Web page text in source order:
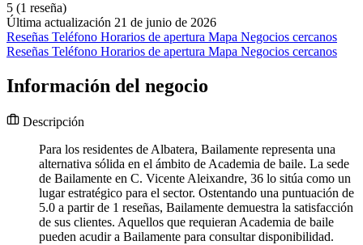
5 (1 reseña)
Última actualización 21 de junio de 2026
Reseñas Teléfono Horarios de apertura Mapa Negocios cercanos
Reseñas Teléfono Horarios de apertura Mapa Negocios cercanos
Información del negocio
Descripción
Para los residentes de Albatera, Bailamente representa una
alternativa sólida en el ámbito de Academia de baile. La sede
de Bailamente en C. Vicente Aleixandre, 36 lo sitúa como un
lugar estratégico para el sector. Ostentando una puntuación de
5.0 a partir de 1 reseñas, Bailamente demuestra la satisfacción
de sus clientes. Aquellos que requieran Academia de baile
pueden acudir a Bailamente para consultar disponibilidad.